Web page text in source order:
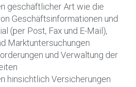
geschäftlicher Art wie die
Geschäftsinformationen und
(per Post, Fax und E-Mail),
Marktuntersuchungen
und Verwaltung der
hinsichtlich Versicherungen